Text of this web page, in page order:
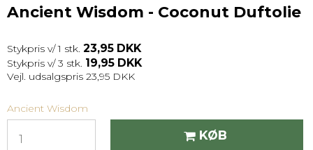
Ancient Wisdom - Coconut Duftolie
Stykpris v/ 1 stk. 23,95 DKK
Stykpris v/ 3 stk. 19,95 DKK
Vejl. udsalgspris 23,95 DKK
Ancient Wisdom
KØB